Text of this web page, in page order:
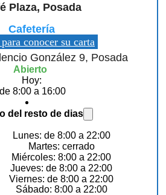
Plaza, Posada
Cafetería
conocer su carta
González 9, Posada
Abierto
Hoy:
de 8:00 a 16:00
del resto de dias
Lunes: de 8:00 a 22:00
Martes: cerrado
Miércoles: 8:00 a 22:00
Jueves: de 8:00 a 22:00
Viernes: de 8:00 a 22:00
Sábado: 8:00 a 22:00